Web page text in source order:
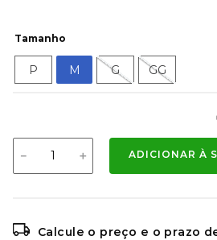
Tamanho
P M G GG
＋
－ ADICIONAR À
Calcule o preço e o prazo
8º regata
9º mochila oakley